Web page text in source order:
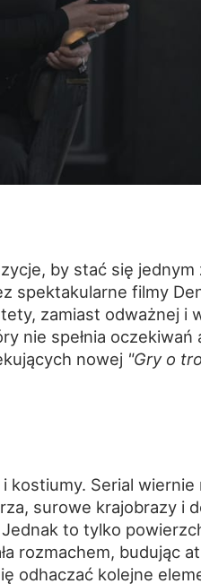
by stać się jednym
spektakularne filmy
zamiast odważnej i
nie spełnia oczekiwań
nowej "Gry o
kostiumy. Serial wiernie
surowe krajobrazy i
to tylko
rozmachem, budując
odhaczać kolejne